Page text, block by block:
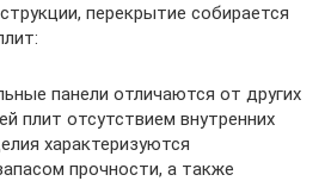
перекрытие собирается
панели отличаются от других
плит отсутствием внутренних
характеризуются
прочности, а также